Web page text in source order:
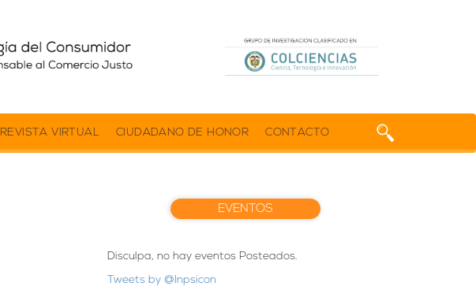
REVISTA VIRTUAL CIUDADANO DE HONOR CONTACTO
EVENTOS
Disculpa, no hay eventos Posteados.
Tweets by @Inpsicon